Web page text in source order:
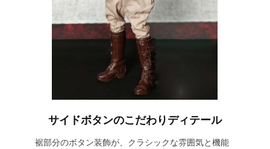
サイドボタンのこだわりディテール
裾部分のボタン装飾が、クラシックな雰囲気と機能